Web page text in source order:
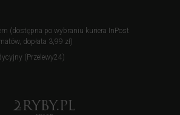
(dostępna po wybraniu kuriera InPost
dopłata 3,99 zł)
(Przelewy24)